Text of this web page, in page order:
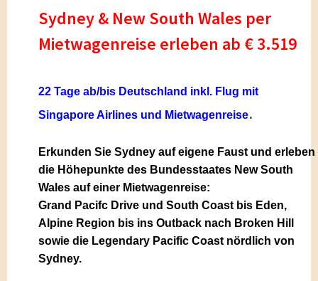
Sydney & New South Wales per
Mietwagenreise erleben ab € 3.519
22 Tageab/bis Deutschland inkl. Flug mit
Singapore Airlines und Mietwagenreise.
Erkunden Sie Sydney auf eigene Faust und erleben
die Höhepunkte des Bundesstaates New South
Wales auf einer Mietwagenreise:
Grand Pacifc Drive und South Coast bis Eden,
Alpine Region bis ins Outback nach Broken Hill
sowie die Legendary Pacific Coast nördlich von
Sydney.